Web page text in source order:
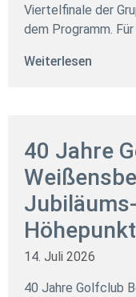
Viertelfinale der
dem Programm.
Weiterlesen
40 Jahre
14. Juli 2026
40 Jahre Golfclub